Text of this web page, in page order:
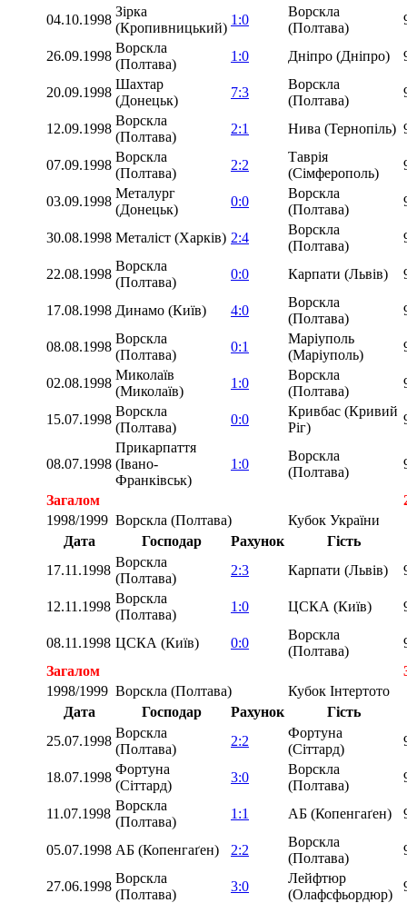
04.10.1998
Зірка
(Кропивницький)
1:0
Ворскла
(Полтава)
26.09.1998
Ворскла
(Полтава)
1:0 Дніпро (Дніпро)
20.09.1998
Шахтар
(Донецьк)
7:3
Ворскла
(Полтава)
12.09.1998
Ворскла
(Полтава)
2:1 Нива (Тернопіль)
07.09.1998
Ворскла
(Полтава)
2:2
Таврія
(Сімферополь)
03.09.1998
Металург
(Донецьк)
0:0
Ворскла
(Полтава)
30.08.1998 Металіст (Харків) 2:4
Ворскла
(Полтава)
22.08.1998
Ворскла
(Полтава)
0:0 Карпати (Львів)
17.08.1998 Динамо (Київ) 4:0
Ворскла
(Полтава)
08.08.1998
Ворскла
(Полтава)
0:1
Маріуполь
(Маріуполь)
02.08.1998
Миколаїв
(Миколаїв)
1:0
Ворскла
(Полтава)
15.07.1998
Ворскла
(Полтава)
0:0
Кривбас (Кривий
Ріг)
08.07.1998
Прикарпаття
(Івано-
Франківськ)
1:0
Ворскла
(Полтава)
Загалом
1998/1999 Ворскла (Полтава)
Кубок України
Дата
Господар Рахунок
Гість
17.11.1998
Ворскла
(Полтава)
2:3 Карпати (Львів)
12.11.1998
Ворскла
(Полтава)
1:0 ЦСКА (Київ)
08.11.1998 ЦСКА (Київ) 0:0
Ворскла
(Полтава)
Загалом
1998/1999 Ворскла (Полтава)
Кубок Інтертото
Дата
Господар Рахунок
Гість
25.07.1998
Ворскла
(Полтава)
2:2
Фортуна
(Сіттард)
18.07.1998
Фортуна
(Сіттард)
3:0
Ворскла
(Полтава)
11.07.1998
Ворскла
(Полтава)
1:1 АБ (Копенгаґен)
05.07.1998 АБ (Копенгаґен) 2:2
Ворскла
(Полтава)
27.06.1998
Ворскла
(Полтава)
3:0
Лейфтюр
(Олафсфьордюр)